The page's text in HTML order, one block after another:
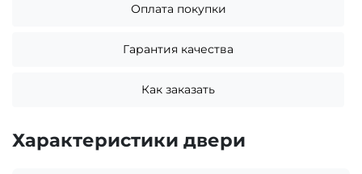
Оплата покупки
Гарантия качества
Как заказать
Характеристики двери